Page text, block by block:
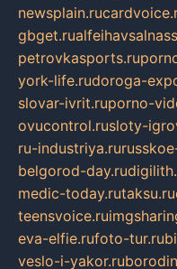
newsplain.ru
gbget.ru
petrovkasports.ru
york-life.rudoroga-
slovar-ivrit.ruporno-
ovucontrol.rusloty-
ru-industriya.ru
belgorod-day.ru
medic-today.rutaksu.ru
teensvoice.ru
eva-elfie.rufoto-tur.ru
veslo-i-yakor.ru